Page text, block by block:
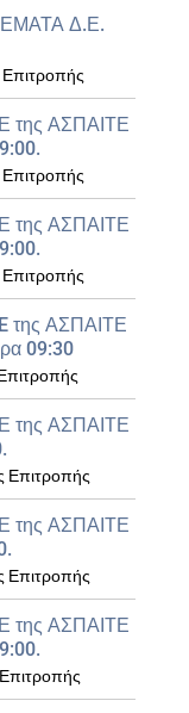
Δ.Ε.
Επιτροπής
της ΑΣΠΑΙΤΕ
Επιτροπής
της ΑΣΠΑΙΤΕ
Επιτροπής
της ΑΣΠΑΙΤΕ
09:30
της ΑΣΠΑΙΤΕ
Επιτροπής
της ΑΣΠΑΙΤΕ
Επιτροπής
της ΑΣΠΑΙΤΕ